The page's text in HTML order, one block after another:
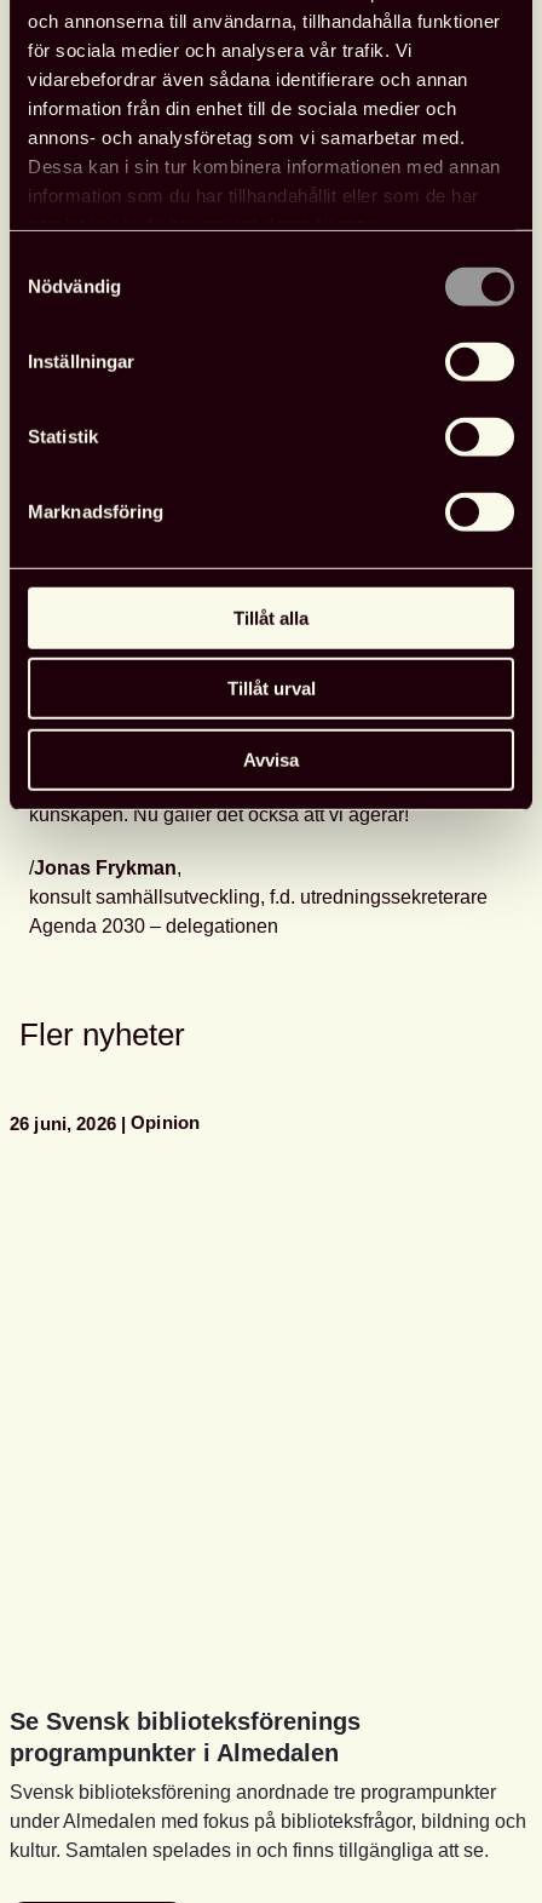
och annonserna till användarna, tillhandahålla funktioner
för sociala medier och analysera vår trafik. Vi
vidarebefordrar även sådana identifierare och annan
information från din enhet till de sociala medier och
annons- och analysföretag som vi samarbetar med.
Dessa kan i sin tur kombinera informationen med annan
information som du har tillhandahållit eller som de har
Nödvändig
Inställningar
Statistik
Marknadsföring
Tillåt alla
Tillåt urval
Avvisa
med att resultaten följs upp.
Vi behöver för det andra
bli bättre på att förstå om
det vi gör faktiskt bidrar till
att uppfylla de Globala
över ett stort antal förslag till regeringen som till stor
Vi bär själva ett stort ansvar för omställningen mot ett
hållbart samhälle. Som medborgare kan vi ställa krav
högst på agendan. Vi kan även göra mer hållbara val i
vår vardag. Som konsumenter bär vi ett ansvar för de
varor och tjänster vi konsumerar. Vad äter vi? Hur
reser vi? Hur bemöter vi våra medmänniskor i
Tiden är kort. Det är 10 år kvar till 2030. Vi står inför
stora utmaningar. Vi kan inte sitta still i båten. Vi har
kunskapen. Nu gäller det också att vi agerar!
/Jonas Frykman,
konsult samhällsutveckling, f.d. utredningssekreterare
Agenda 2030 – delegationen
Fler nyheter
26 juni, 2026 Opinion
Se Svensk biblioteksförenings
programpunkter i Almedalen
Svensk biblioteksförening anordnade tre programpunkter
under Almedalen med fokus på biblioteksfrågor, bildning och
kultur. Samtalen spelades in och finns tillgängliga att se.